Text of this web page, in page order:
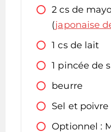
2 cs de
(japonaise
1 cs de lait
1 pincée de
beurre
Sel et poivre
Optionnel :